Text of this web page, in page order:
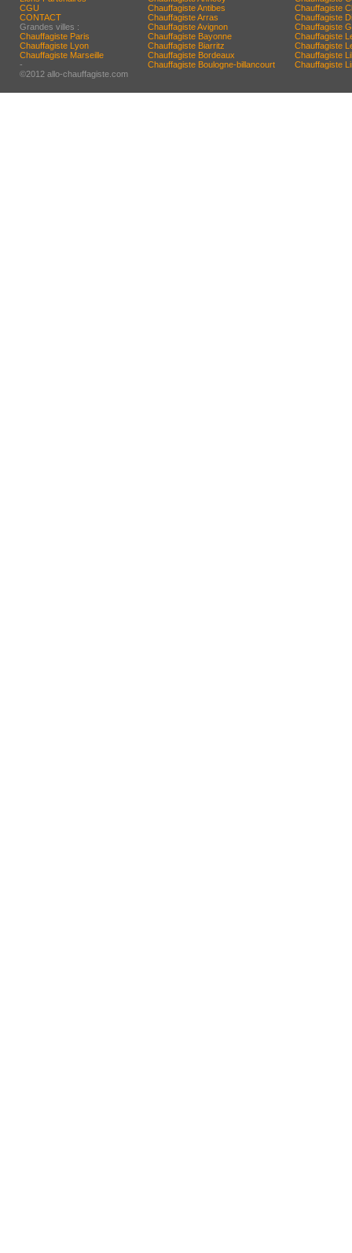
CGU
CONTACT
Grandes villes :
Chauffagiste Paris
Chauffagiste Lyon
Chauffagiste Marseille
-
©2012 allo-chauffagiste.com
Chauffagiste Antibes
Chauffagiste Arras
Chauffagiste Avignon
Chauffagiste Bayonne
Chauffagiste Biarritz
Chauffagiste Bordeaux
Chauffagiste Boulogne-billancourt
Chauffagiste
Chauffagiste
Chauffagiste
Chauffagiste
Chauffagiste
Chauffagiste
Chauffagiste